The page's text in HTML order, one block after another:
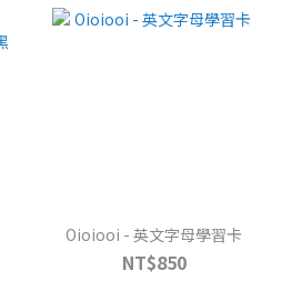
Oioiooi - 英文字母學習卡
NT$850